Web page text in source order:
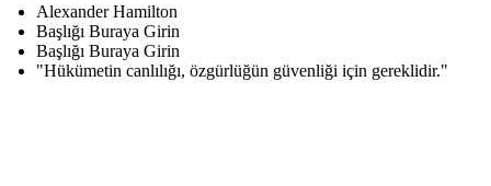
Alexander Hamilton
Başlığı Buraya Girin
Başlığı Buraya Girin
"Hükümetin canlılığı, özgürlüğün güvenliği için gereklidir."